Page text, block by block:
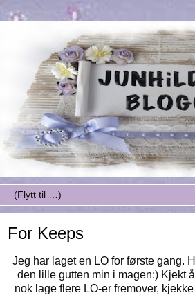
For Keeps
Jeg har laget en LO for første gang.
den lille gutten min i magen:) Kjekt
nok lage flere LO-er fremover,